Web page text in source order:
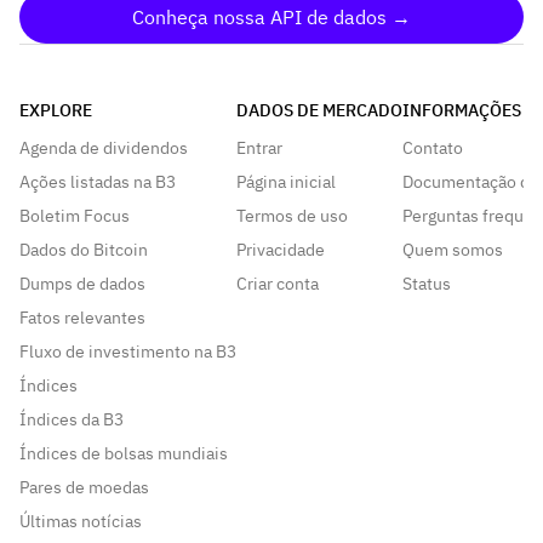
Conheça nossa API de dados →
EXPLORE
Agenda de dividendos
Ações listadas na B3
Boletim Focus
Dados do Bitcoin
Dumps de dados
Fatos relevantes
Fluxo de investimento na B3
Índices
Índices da B3
Índices de bolsas mundiais
Pares de moedas
Últimas notícias
DADOS DE MERCADO
Entrar
Página inicial
Termos de uso
Privacidade
Criar conta
INFORMAÇÕES
Contato
Documentação da
Perguntas
Quem somos
Status